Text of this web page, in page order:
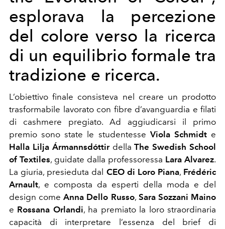
esplorava la percezione
del colore verso la ricerca
di un equilibrio formale tra
tradizione e ricerca.
L’obiettivo finale consisteva nel creare un prodotto
trasformabile lavorato con fibre d’avanguardia e filati
di cashmere pregiato. Ad aggiudicarsi il primo
premio sono state le studentesse Viola Schmidte
Halla Lilja ÁrmannsdóttirdellaThe Swedish School
of Textiles, guidate dalla professoressa Lara Alvarez.
La giuria, presieduta dal CEO di Loro Piana, Frédéric
Arnault, e composta da esperti della moda e del
design comeAnna Dello Russo, Sara Sozzani Maino
e Rossana Orlandi, ha premiato la loro straordinaria
capacità di interpretare l’essenza del brief di